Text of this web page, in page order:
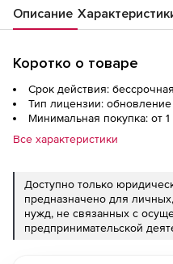
Описание
Коротко о товаре
Срок действия:
Тип лицензии: обновление
Минимальная покупка: от 1
Все характеристики
Доступно только
предназначено для
нужд, не связанных с
предпринимательской